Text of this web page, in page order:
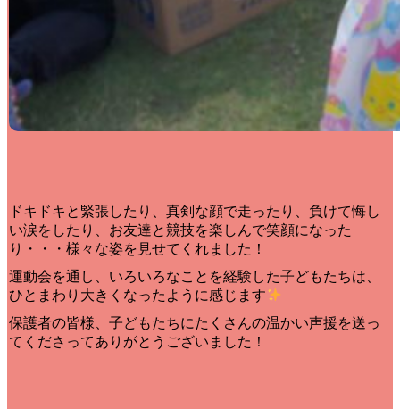
ドキドキと緊張したり、真剣な顔で走ったり、負けて悔し
い涙をしたり、お友達と競技を楽しんで笑顔になった
り・・・様々な姿を見せてくれました！
運動会を通し、いろいろなことを経験した子どもたちは、
ひとまわり大きくなったように感じます
保護者の皆様、子どもたちにたくさんの温かい声援を送っ
てくださってありがとうございました！